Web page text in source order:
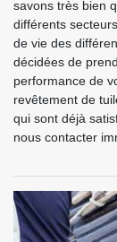
savons très bien
différents
de vie des
décidées de
performance de
revêtement de
qui sont déjà
nous contacter